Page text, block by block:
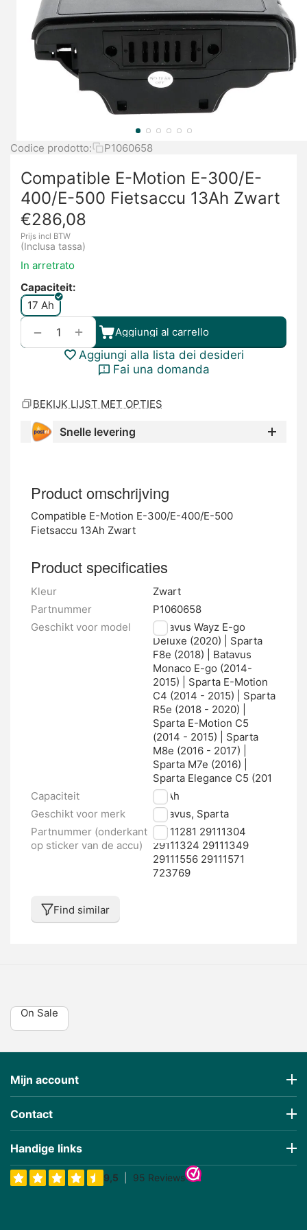
Codice prodotto: P1060658
Compatible E-Motion E-300/E-
400/E-500 Fietsaccu 13Ah Zwart
€286,08
Prijs incl BTW
(Inclusa tassa)
In arretrato
Capaciteit:
17 Ah
+
− Aggiungi al carrello
Aggiungi alla lista dei desideri
Fai una domanda
BEKIJK LIJST MET OPTIES
Snelle levering
Product omschrijving
Compatible E-Motion E-300/E-400/E-500
Fietsaccu 13Ah Zwart
Product specificaties
Kleur
Zwart
Partnummer
P1060658
Geschikt voor model
Batavus Wayz E-go
Deluxe (2020) | Sparta
F8e (2018) | Batavus
Monaco E-go (2014-
2015) | Sparta E-Motion
C4 (2014 - 2015) | Sparta
R5e (2018 - 2020) |
Sparta E-Motion C5
(2014 - 2015) | Sparta
M8e (2016 - 2017) |
Sparta M7e (2016) |
Sparta Elegance C5 (201
Capaciteit
17 Ah
Geschikt voor merk
Batavus, Sparta
Partnummer (onderkant
op sticker van de accu)
29111281 29111304
29111324 29111349
29111556 29111571
723769
Find similar
On Sale
Mijn account
Contact
Handige links